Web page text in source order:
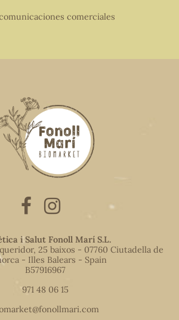
comerciales
i Salut Fonoll Marí S.L.
25 baixos - 07760 Ciutadella de
- Illes Balears - Spain
B57916967
971 48 06 15